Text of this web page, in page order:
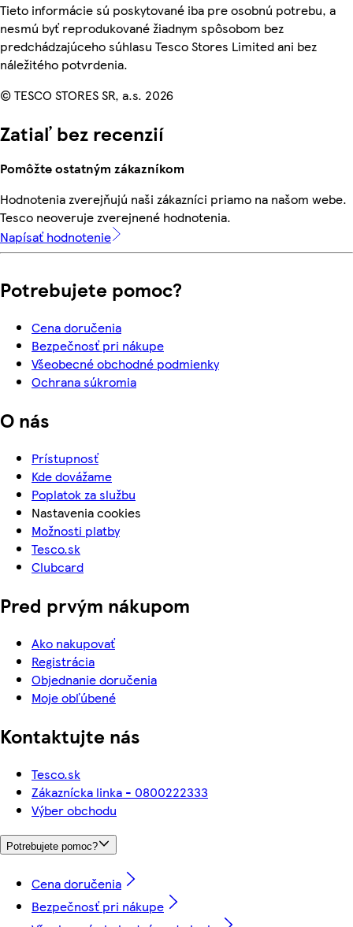
Tieto informácie sú poskytované iba pre osobnú potrebu, a
nesmú byť reprodukované žiadnym spôsobom bez
predchádzajúceho súhlasu Tesco Stores Limited ani bez
náležitého potvrdenia.
© TESCO STORES SR, a.s. 2026
Zatiaľ bez recenzií
Pomôžte ostatným zákazníkom
Hodnotenia zverejňujú naši zákazníci priamo na našom webe.
Tesco neoveruje zverejnené hodnotenia.
Napísať hodnotenie
Potrebujete pomoc?
Cena doručenia
Bezpečnosť pri nákupe
Všeobecné obchodné podmienky
Ochrana súkromia
O nás
Prístupnosť
Kde dovážame
Poplatok za službu
Nastavenia cookies
Možnosti platby
Tesco.sk
Clubcard
Pred prvým nákupom
Ako nakupovať
Registrácia
Objednanie doručenia
Moje obľúbené
Kontaktujte nás
Tesco.sk
Zákaznícka linka - 0800222333
Výber obchodu
Potrebujete pomoc?
Cena doručenia
Bezpečnosť pri nákupe